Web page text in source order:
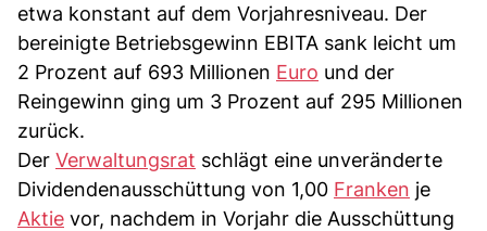
etwa konstant auf dem Vorjahresniveau. Der
bereinigte Betriebsgewinn EBITA sank leicht um
2 Prozent auf 693 Millionen Euro und der
Reingewinn ging um 3 Prozent auf 295 Millionen
zurück.
Der Verwaltungsrat schlägt eine unveränderte
Dividendenausschüttung von 1,00 Franken je
Aktie vor, nachdem in Vorjahr die Ausschüttung